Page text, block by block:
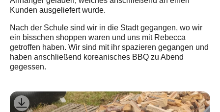
Kunden ausgeliefert wurde.
Nach der Schule sind wir in die Stadt gegangen, wo wir
ein bisschen shoppen waren und uns mit Rebecca
getroffen haben. Wir sind mit ihr spazieren gegangen und
haben anschließend koreanisches BBQ zu Abend
gegessen.